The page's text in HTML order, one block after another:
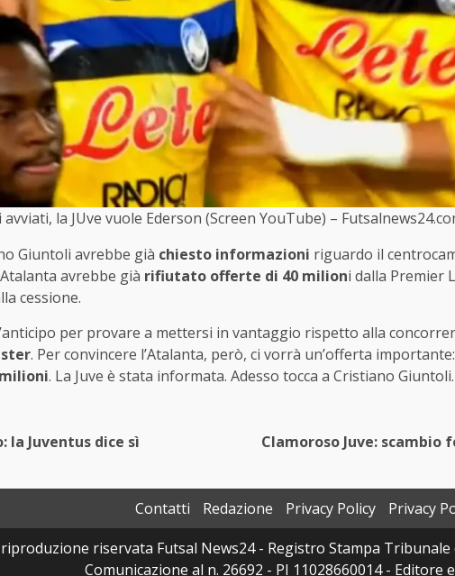
la JUve vuole Ederson (Screen YouTube) –
Giuntoli avrebbe già chiesto informazioni riguardo il
avrebbe già rifiutato offerte di 40 milioni dalla Premier
cessione.
per provare a mettersi in vantaggio rispetto alla
. Per convincere l’Atalanta, però, ci vorrà un’offerta importante:
. La Juve è stata informata. Adesso tocca a Cristiano Giuntoli.
la Juventus dice sì
Clamoroso Juve: scambio
Contatti Redazione Privacy Policy Privacy
riservata Futsal News24 - Registro Stampa
Comunicazione al n. 26692 - PI 11028660014 -